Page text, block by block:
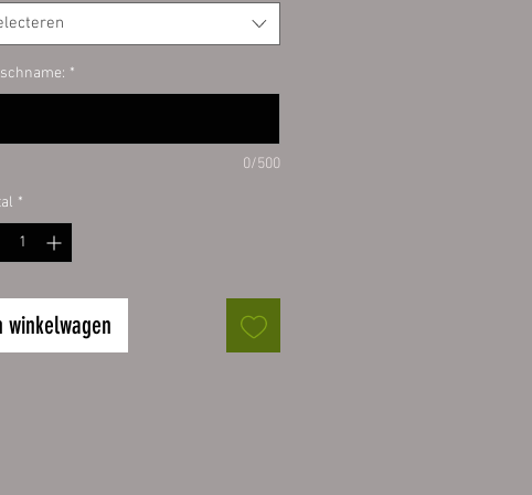
ohne Luftblasen
Stück
Stück
Stück
und farblich Darstellung
*
0/500
*
winkelwagen